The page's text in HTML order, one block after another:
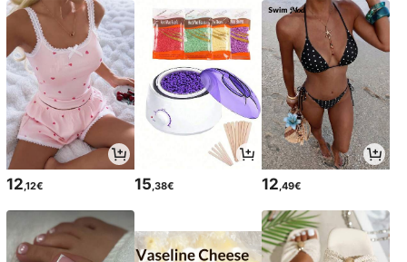
12,12€ 15,38€ 12,49€